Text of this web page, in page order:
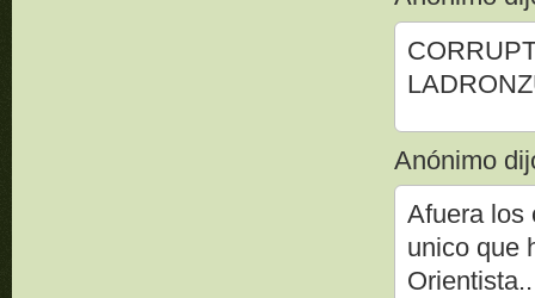
Anónimo
Afuera los
unico que